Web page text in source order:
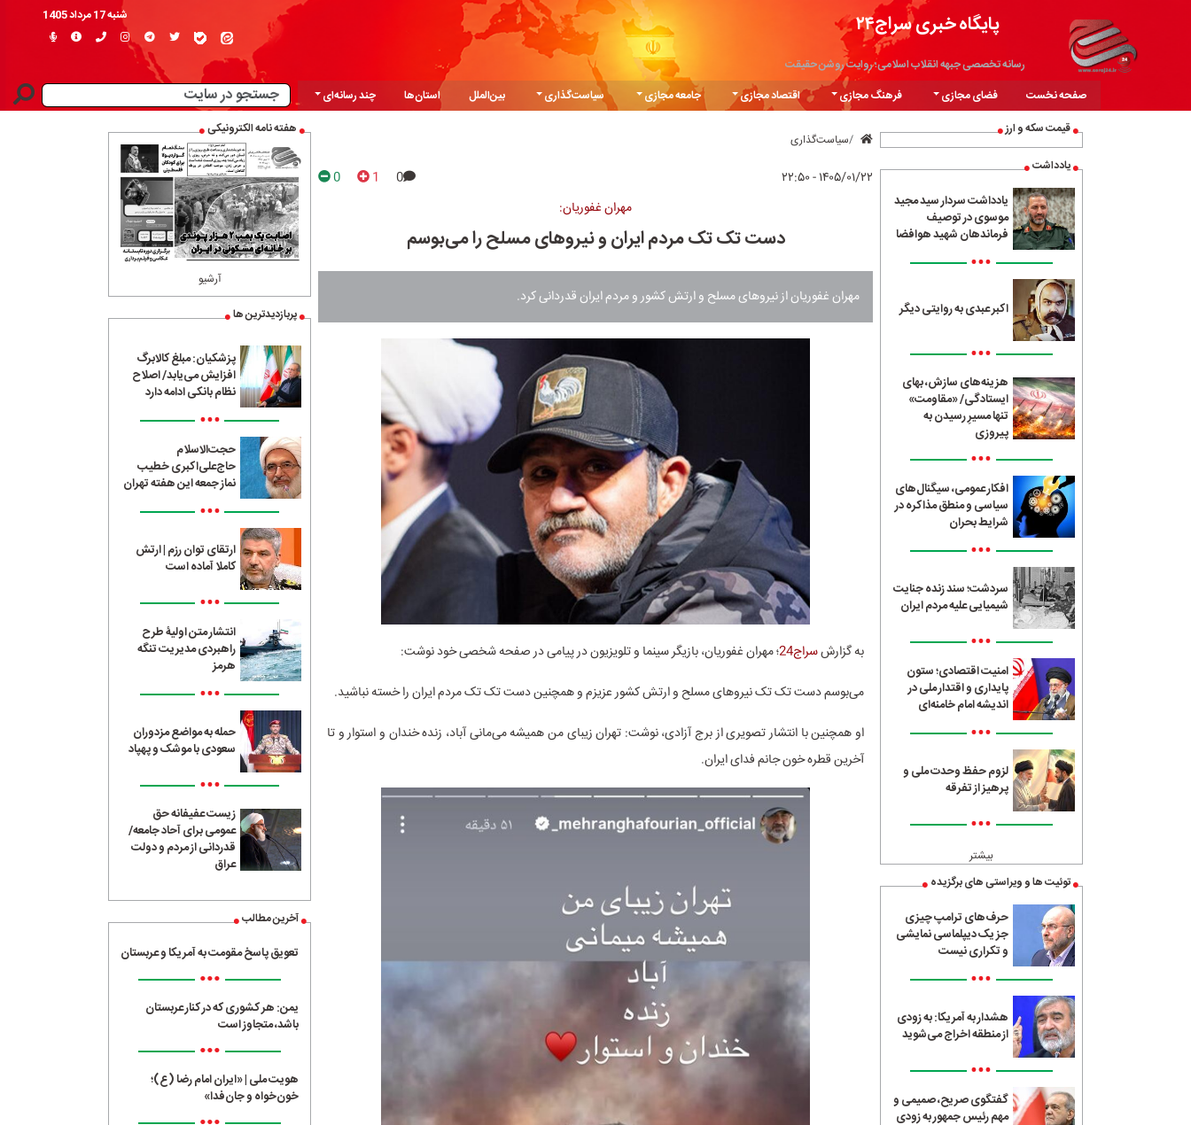
پایگاه خبری سراج۲۴
رسانه تخصصی جبهه انقلاب اسلامی؛ روایت روشن حقیقت
شنبه 17 مرداد 1405
صفحه نخست فضای مجازی فرهنگ مجازی اقتصاد مجازی جامعه مجازی سیاست‌گذاری بین‌الملل استان‌ها
چند رسانه‌ای
قیمت سکه و ارز
یادداشت
یادداشت سردار سید مجید
موسوی در توصیف
فرماندهان شهید هوافضا
•••
اکبر عبدی به روایتی دیگر
•••
هزینه‌های سازش، بهای
ایستادگی/ «مقاومت»
تنها مسیرِ رسیدن به
پیروزی
•••
افکار عمومی، سیگنال‌های
سیاسی و منطق مذاکره در
شرایط بحران
•••
سردشت؛ سند زنده جنایت
شیمیایی علیه مردم ایران
•••
امنیت اقتصادی؛ ستون
پایداری و اقتدار ملی در
اندیشه امام خامنه‌ای
•••
لزوم حفظ وحدت ملی و
پرهیز از تفرقه
•••
بیشتر
توئیت ها و ویراستی های برگزیده
حرف‌های ترامپ چیزی
جز یک دیپلماسی نمایشی
و تکراری نیست
•••
هشدار به آمریکا: به زودی
از منطقه اخراج می‌شوید
•••
گفتگوی صریح، صمیمی و
مهم رئیس جمهور به زودی
سیاست‌گذاری
۱۴۰۵/۰۱/۲۲ - ۲۲:۵۰ 0
1
0
مهران غفوریان:
دست تک تک مردم ایران و نیروهای مسلح را می‌بوسم
مهران غفوریان از نیروهای مسلح و ارتش کشور و مردم ایران قدردانی کرد.
به گزارشسراج24
؛ مهران غفوریان، بازیگر سینما و تلویزیون در پیامی در صفحه شخصی خود نوشت:
می‌بوسم دست تک تک نیروهای مسلح و ارتش کشور عزیزم و همچنین دست تک تک مردم ایران را خسته نباشید.
او همچنین با انتشار تصویری از برج آزادی، نوشت: تهران زیبای من همیشه می‌مانی آباد، زنده خندان و استوار و تا
آخرین قطره خون جانم فدای ایران.
هفته نامه الکترونیکی
آرشیو
پربازدیدترین ها
پزشکیان: مبلغ کالابرگ
افزایش می‌یابد/ اصلاح
نظام بانکی ادامه دارد
•••
حجت‌الاسلام
حاج‌علی‌اکبری خطیب
نماز جمعه این هفته تهران
•••
ارتقای توان رزم | ارتش
کاملا آماده است
•••
انتشار متن اولیۀ طرح
راهبردی مدیریت تنگه
هرمز
•••
حمله به مواضع مزدوران
سعودی با موشک و پهپاد
•••
زیست عفیفانه حق
عمومی برای آحاد جامعه/
قدردانی از مردم و دولت
عراق
آخرین مطالب
تعویق پاسخ مقومت به آمریکا و عربستان
•••
یمن: هر کشوری که در کنار عربستان
باشد، متجاوز است
•••
هویت ملی | «ایران امام رضا (ع)؛
خون‌خواه و جان‌فدا»